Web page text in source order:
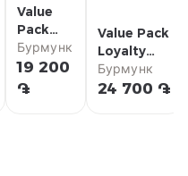
Value
Pack
Loyalty
Supralift
& Curl
Бурмунк
19 200
֏
Value Pack
Loyalty
Clarinsmen
Balm
Бурмунк
24 700 ֏